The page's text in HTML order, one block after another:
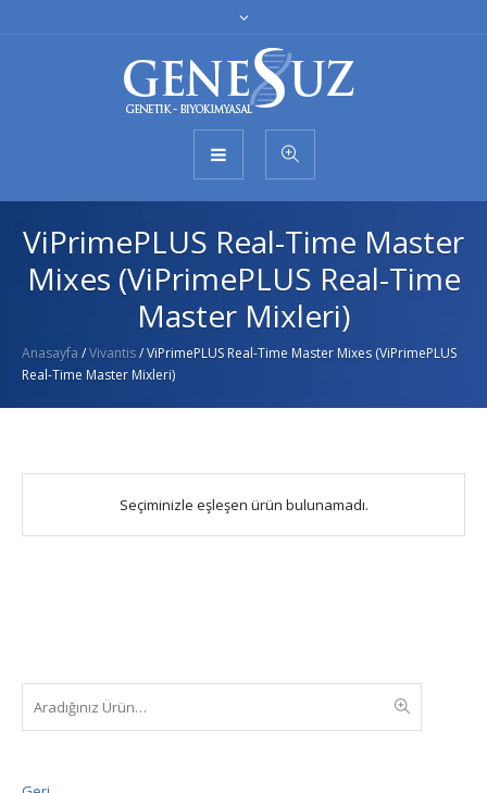
ViPrimePLUS Real-Time Master
Mixes (ViPrimePLUS Real-Time
Master Mixleri)
Anasayfa /Vivantis/ ViPrimePLUS Real-Time Master Mixes (ViPrimePLUS
Real-Time Master Mixleri)
Seçiminizle eşleşen ürün bulunamadı.